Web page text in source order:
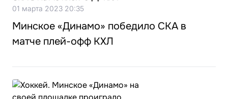
01 марта 2023 20:35
Минское «Динамо» победило СКА в
матче плей-офф КХЛ